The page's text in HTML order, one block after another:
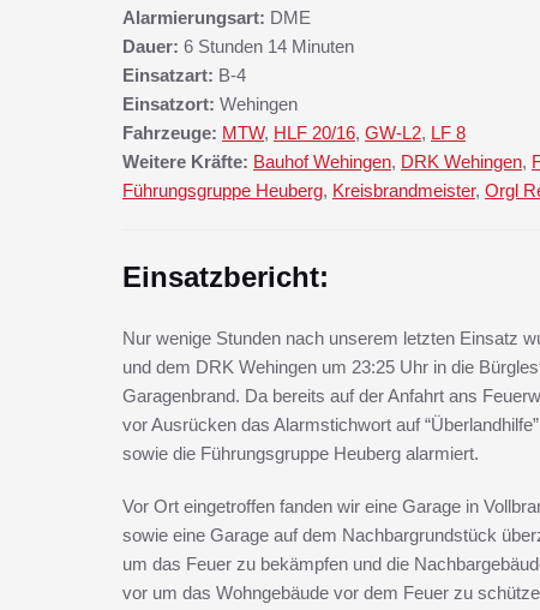
Alarmierungsart: DME
Dauer: 6 Stunden 14 Minuten
Einsatzart: B-4
Einsatzort: Wehingen
Fahrzeuge: MTW, HLF 20/16, GW-L2, LF 8
Weitere Kräfte: Bauhof Wehingen, DRK Wehingen,
Führungsgruppe Heuberg, Kreisbrandmeister, Orgl
Einsatzbericht:
Nur wenige Stunden nach unserem letzten Einsatz
und dem DRK Wehingen um 23:25 Uhr in die
Garagenbrand. Da bereits auf der Anfahrt ans
vor Ausrücken das Alarmstichwort auf
sowie die Führungsgruppe Heuberg alarmiert.
Vor Ort eingetroffen fanden wir eine Garage in
sowie eine Garage auf dem Nachbargrundstück
um das Feuer zu bekämpfen und die
vor um das Wohngebäude vor dem Feuer zu